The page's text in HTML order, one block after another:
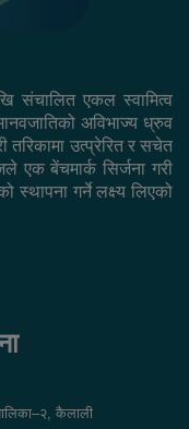
संचालित एकल स्वामित्व
अविभाज्य ध्रुव
तरिकामा उत्प्रेरित र सचेत
एक बेंचमार्क सिर्जना गरी
स्थापना गर्ने लक्ष्य लिएको
कैलाली